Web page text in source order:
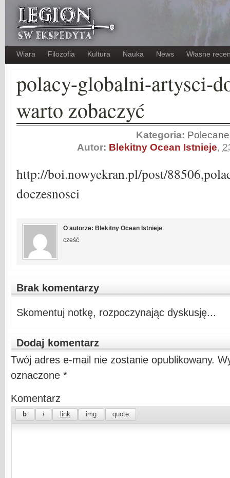
Wiara Filozofia Kultura Nauka News Własne
polacy-globalni-artysci-
warto zobaczyć
Kategoria: Polecane
Autor: Blekitny Ocean Istnieje,
http://boi.nowyekran.pl/post/
doczesnosci
O autorze: Blekitny Ocean Istnieje
cześć
Brak komentarzy
Skomentuj notkę, rozpoczynając dyskusję...
Dodaj komentarz
Twój adres e-mail nie zostanie opublikowany.
oznaczone *
Komentarz